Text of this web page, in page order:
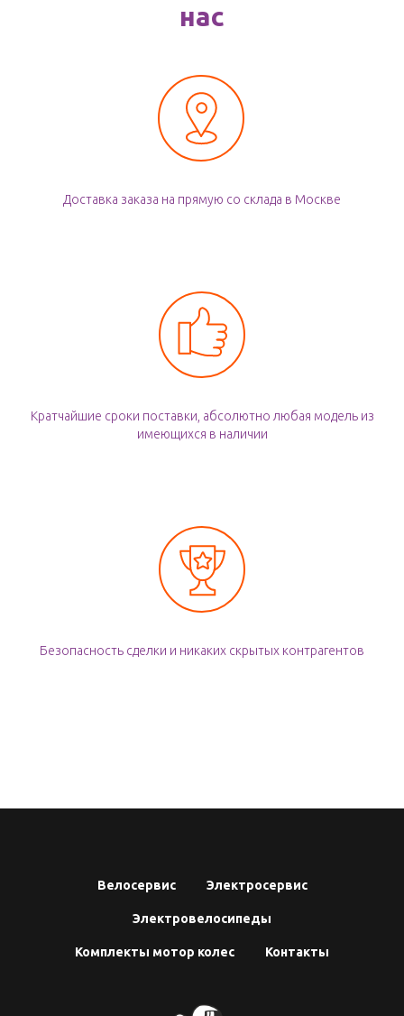
нас
Доставка заказа на прямую со склада в Москве
Кратчайшие сроки поставки, абсолютно любая модель из
имеющихся в наличии
Безопасность сделки и никаких скрытых контрагентов
Велосервис Электросервис
Электровелосипеды
Комплекты мотор колес Контакты